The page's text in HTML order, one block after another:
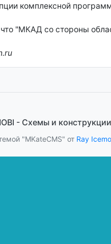
комплексной
"МКАД со стороны
- Cхемы и конструкции
"MKateCMS" от Ray